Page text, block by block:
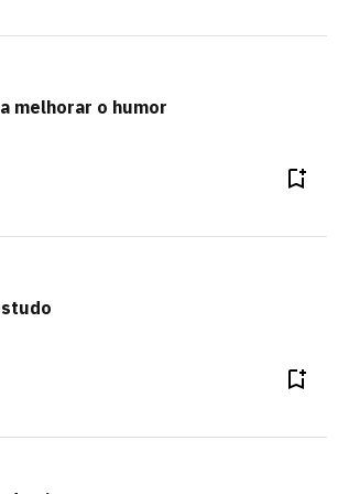
melhorar o humor